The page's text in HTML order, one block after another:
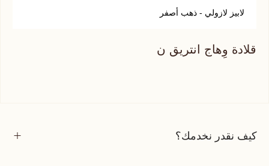
لابيز لازولي - ذهب أصفر
قلادة وِهاج انتريق ن
كيف نقدر نخدمك؟